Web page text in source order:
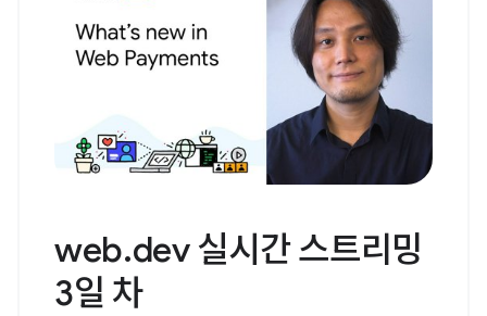
web.dev 실시간 스트리밍
3일 차